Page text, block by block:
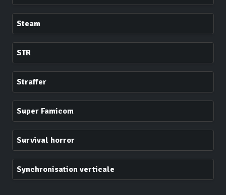
Steam
STR
Straffer
Super Famicom
Survival horror
Synchronisation verticale